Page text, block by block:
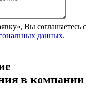
Вы соглашаетесь с
данных.
в компании